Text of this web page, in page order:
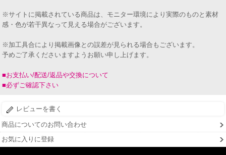
※サイトに掲載されている商品は、モニター環境により実際のものと素材
感・色が若干異なって見える場合がございます。
※加工具合により掲載画像との誤差が見られる場合もございます。
予めご了承くださいますようお願い申し上げます。
■お支払い/配送/返品や交換について
■必ずご確認下さい
レビューを書く
商品についてのお問い合わせ
お気に入りに登録